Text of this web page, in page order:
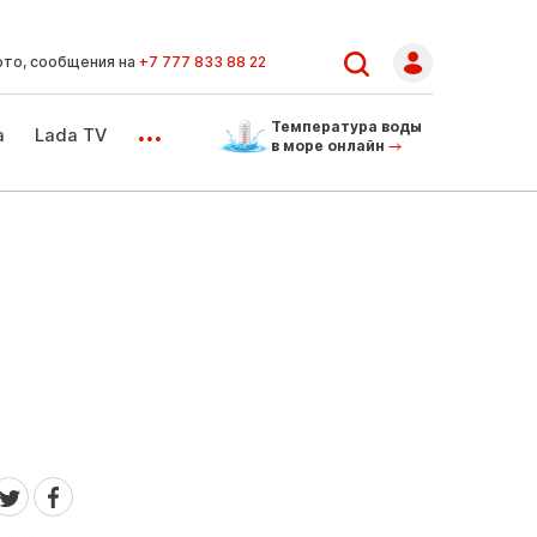
сообщения на +7 777 833 88 22
Lada TV ...
Температура воды
в море онлайн